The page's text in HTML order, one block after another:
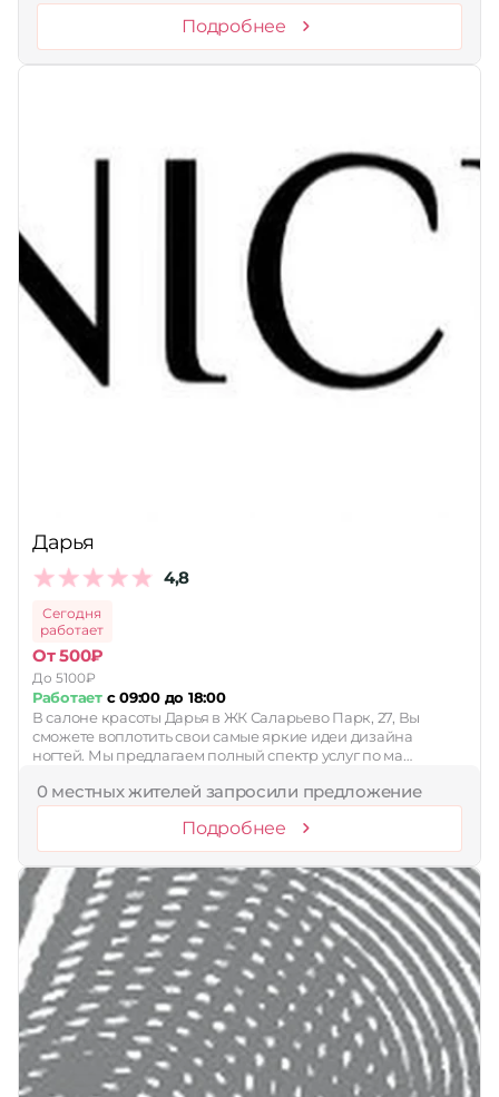
Подробнее
Дарья
4,8
Сегодня
работает
От 500₽
До 5100₽
Работаетс 09:00 до 18:00
В салоне красоты Дарья в ЖК Саларьево Парк, 27, Вы
сможете воплотить свои самые яркие идеи дизайна
ногтей. Мы предлагаем полный спектр услуг по ма…
0 местных жителей запросили предложение
Подробнее